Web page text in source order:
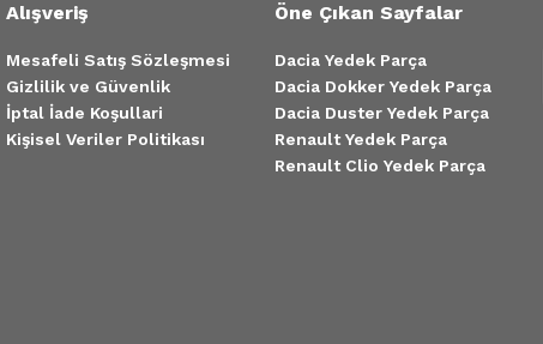
Alışveriş
Mesafeli Satış Sözleşmesi
Gizlilik ve Güvenlik
İptal İade Koşullari
Kişisel Veriler Politikası
Öne Çıkan Sayfalar
Dacia Yedek Parça
Dacia Dokker Yedek Parça
Dacia Duster Yedek Parça
Renault Yedek Parça
Renault Clio Yedek Parça